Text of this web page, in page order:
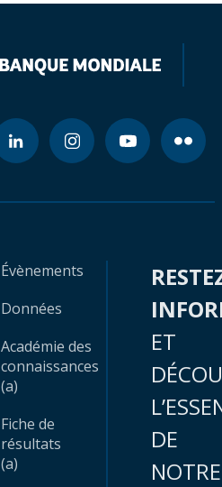
Évènements
Données
Académie des
connaissances
(a)
Fiche de
résultats
(a)
ET
DE
NOTRE